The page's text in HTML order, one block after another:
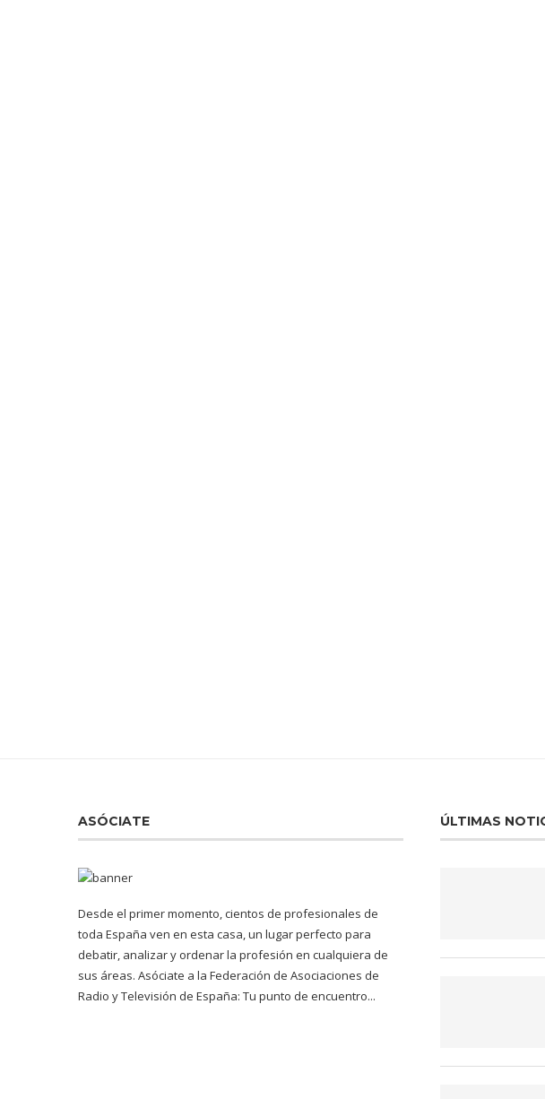
ASÓCIATE
Desde el primer momento, cientos de profesionales de
toda España ven en esta casa, un lugar perfecto para
debatir, analizar y ordenar la profesión en cualquiera de
sus áreas. Asóciate a la Federación de Asociaciones de
Radio y Televisión de España: Tu punto de encuentro...
ÚLTIMAS